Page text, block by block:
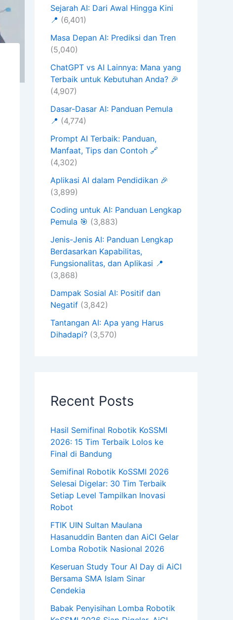
Sejarah AI: Dari Awal Hingga Kini
📍 (6,401)
Masa Depan AI: Prediksi dan Tren
(5,040)
ChatGPT vs AI Lainnya: Mana yang
Terbaik untuk Kebutuhan Anda? 🎉
(4,907)
Dasar-Dasar AI: Panduan Pemula
📍 (4,774)
Prompt AI Terbaik: Panduan,
Manfaat, Tips dan Contoh 🔗
(4,302)
Aplikasi AI dalam Pendidikan 🎉
(3,899)
Coding untuk AI: Panduan Lengkap
Pemula 🎯 (3,883)
Jenis-Jenis AI: Panduan Lengkap
Berdasarkan Kapabilitas,
Fungsionalitas, dan Aplikasi 📍
(3,868)
Dampak Sosial AI: Positif dan
Negatif (3,842)
Tantangan AI: Apa yang Harus
Dihadapi? (3,570)
Recent Posts
Hasil Semifinal Robotik KoSSMI
2026: 15 Tim Terbaik Lolos ke
Final di Bandung
Semifinal Robotik KoSSMI 2026
Selesai Digelar: 30 Tim Terbaik
Setiap Level Tampilkan Inovasi
Robot
FTIK UIN Sultan Maulana
Hasanuddin Banten dan AiCI Gelar
Lomba Robotik Nasional 2026
Keseruan Study Tour AI Day di AiCI
Bersama SMA Islam Sinar
Cendekia
Babak Penyisihan Lomba Robotik